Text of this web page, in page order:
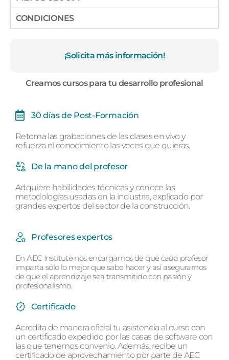
CONDICIONES
¡Solicita más información!
Creamos cursos para tu desarrollo profesional
30 días de Post-Formación
Retoma las grabaciones de las clases en vivo y
refuerza el conocimiento las veces que quieras.
De la mano del profesor
Adquiere habilidades técnicas y conoce las
metodologías usadas en la industria, explicado por
grandes expertos del sector de la construcción.
Profesores expertos
En AEC Institute nos encargamos de que cada profesor
imparta sólo lo mejor que sabe hacer y así asegurarnos
de que el aprendizaje sea transmitido con pasión y
profesionalismo.
Certificado
Acredita de manera oficial tu asistencia al curso con
un certificado expedido por las casas de software con
las que tenemos convenio. Además, recibe un
certificado de aprovechamiento por parte de AEC